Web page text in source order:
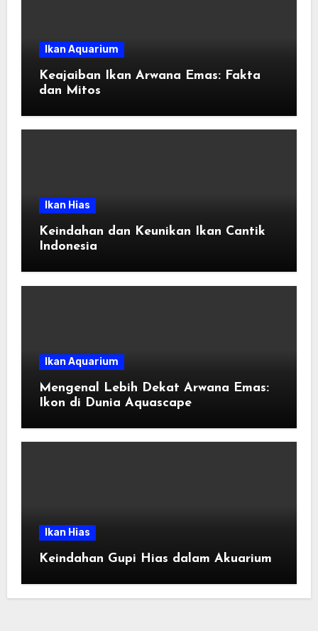
Ikan Aquarium
Keajaiban Ikan Arwana Emas: Fakta
dan Mitos
Ikan Hias
Keindahan dan Keunikan Ikan Cantik
Indonesia
Ikan Aquarium
Mengenal Lebih Dekat Arwana Emas:
Ikon di Dunia Aquascape
Ikan Hias
Keindahan Gupi Hias dalam Akuarium